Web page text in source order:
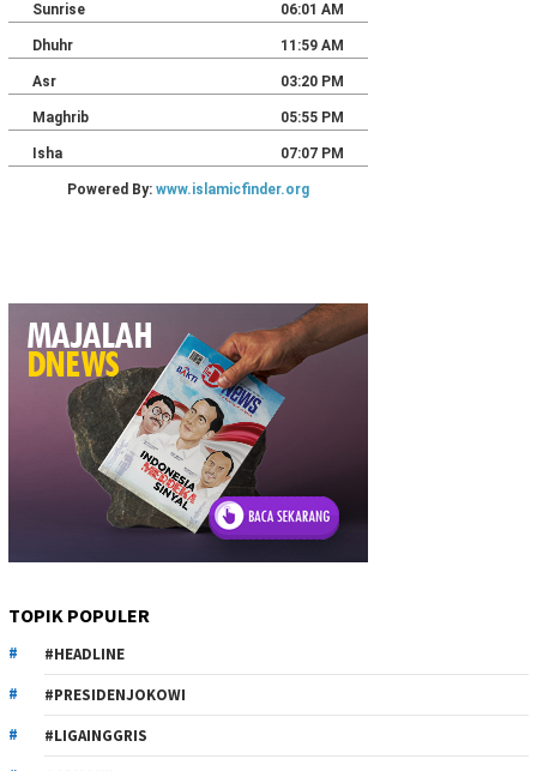
TOPIK POPULER
#HEADLINE
#PRESIDENJOKOWI
#LIGAINGGRIS